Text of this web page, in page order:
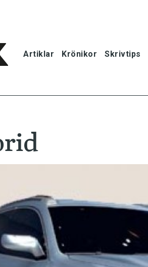
Artiklar Krönikor Skrivtips
Krönikor
Språkfrågor
Skrivtips
Bokrecensioner
Kviss